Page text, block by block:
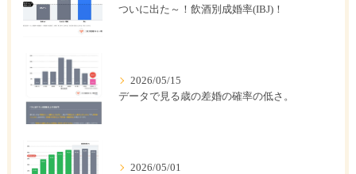
ついに出た～！飲酒別成婚率(IBJ)！
2026/05/15
データで見る歳の差婚の確率の低さ。
2026/05/01